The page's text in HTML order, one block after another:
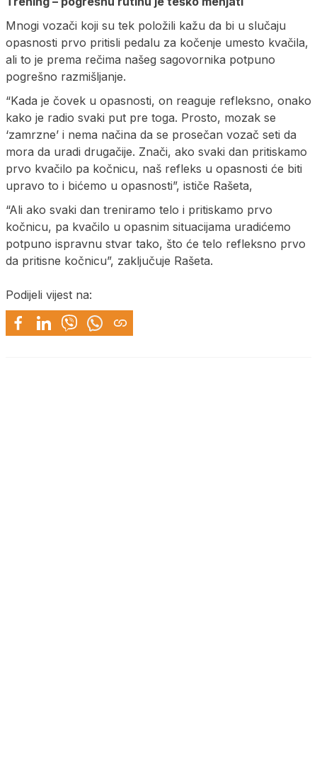
Mnogi vozači koji su tek položili kažu da bi u slučaju
opasnosti prvo pritisli pedalu za kočenje umesto kvačila,
ali to je prema rečima našeg sagovornika potpuno
pogrešno razmišljanje.
“Kada je čovek u opasnosti, on reaguje refleksno, onako
kako je radio svaki put pre toga. Prosto, mozak se
‘zamrzne’ i nema načina da se prosečan vozač seti da
mora da uradi drugačije. Znači, ako svaki dan pritiskamo
prvo kvačilo pa kočnicu, naš refleks u opasnosti će biti
upravo to i bićemo u opasnosti”, ističe Rašeta,
“Ali ako svaki dan treniramo telo i pritiskamo prvo
kočnicu, pa kvačilo u opasnim situacijama uradićemo
potpuno ispravnu stvar tako, što će telo refleksno prvo
da pritisne kočnicu”, zaključuje Rašeta.
Podijeli vijest na: